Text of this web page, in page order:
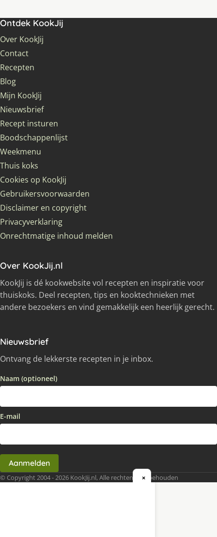
Ontdek KookJij
Over KookJij
Contact
Recepten
Blog
Mijn KookJij
Nieuwsbrief
Recept insturen
Boodschappenlijst
Weekmenu
Thuis koks
Cookies op KookJij
Gebruikersvoorwaarden
Disclaimer en copyright
Privacyverklaring
Onrechtmatige inhoud melden
Over KookJij.nl
KookJij is dé kookwebsite vol recepten en inspiratie voor
thuiskoks. Deel recepten, tips en kooktechnieken met
andere bezoekers en vind gemakkelijk een heerlijk gerecht.
Nieuwsbrief
Ontvang de lekkerste recepten in je inbox.
Naam (optioneel)
E-mail
Aanmelden
© Copyright 2004 - 2026 KookJij.nl, Alle rechten voorbehouden
×